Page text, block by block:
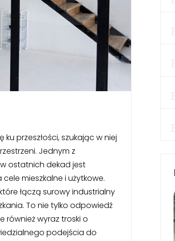
przeszłości, szukając w niej
Jednym z
ostatnich dekad jest
mieszkalne i użytkowe.
łączą surowy industrialny
To nie tylko odpowiedź
również wyraz troski o
podejścia do